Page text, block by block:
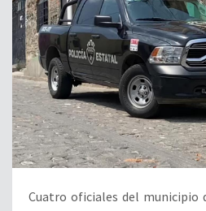
Cuatro oficiales del municipio